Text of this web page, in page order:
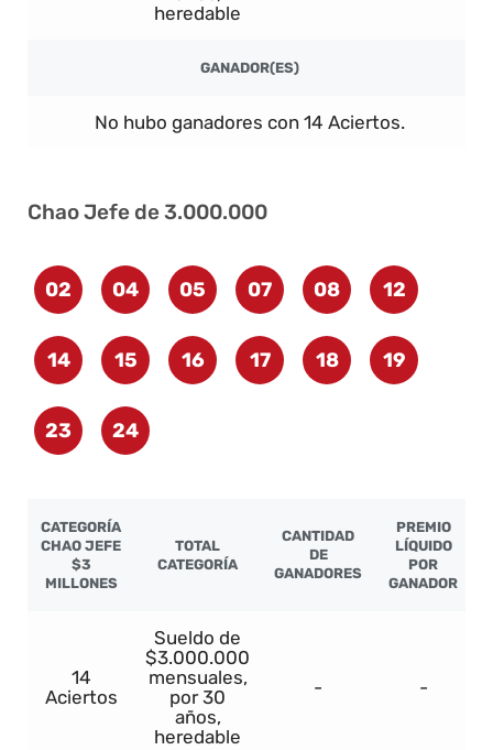
heredable
GANADOR(ES)
No hubo ganadores con 14 Aciertos.
Chao Jefe de 3.000.000
02 04 05 07 08 12
14 15 16 17 18 19
23 24
CATEGORÍA
CHAO JEFE
$3
MILLONES
TOTAL
CATEGORÍA
CANTIDAD
DE
GANADORES
PREMIO
LÍQUIDO
POR
GANADOR
14
Aciertos
Sueldo de
$3.000.000
mensuales,
por 30
años,
heredable
- -